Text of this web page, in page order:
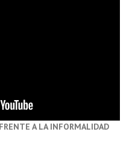
A LA INFORMALIDAD